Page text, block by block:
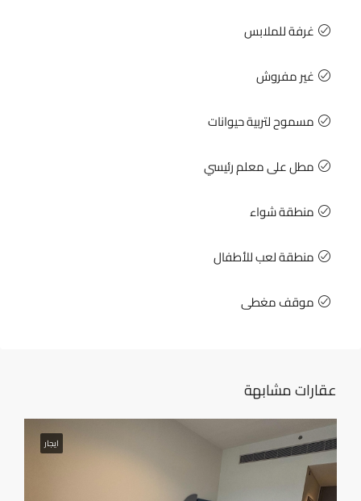
غرفة للملابس
غير مفروش
مسموح لتربية حيوانات
مطل على معلم رئيسي
منطقة شواء
منطقة لعب للأطفال
موقف مغطى
عقارات مشابهة
ايجار